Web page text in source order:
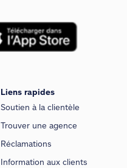
Liens rapides
Soutien à la clientèle
Trouver une agence
Réclamations
Information aux clients